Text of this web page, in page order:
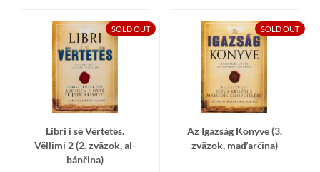
SOLD OUT
Libri i së Vërtetës.
Vëllimi 2 (2. zvä­zok, al­
bán­či­na)
SOLD OUT
Az Igaz­ság Könyve (3.
zvä­zok, ma­ďar­či­na)